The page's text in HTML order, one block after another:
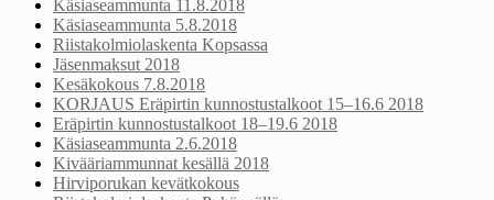
Käsiaseammunta 11.8.2018
Käsiaseammunta 5.8.2018
Riistakolmiolaskenta Kopsassa
Jäsenmaksut 2018
Kesäkokous 7.8.2018
KORJAUS Eräpirtin kunnostustalkoot 15–16.6 2018
Eräpirtin kunnostustalkoot 18–19.6 2018
Käsiaseammunta 2.6.2018
Kivääriammunnat kesällä 2018
Hirviporukan kevätkokous